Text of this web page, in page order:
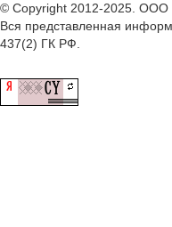
© Copyright 2012-2025. ООО
Вся представленная
437(2) ГК РФ.